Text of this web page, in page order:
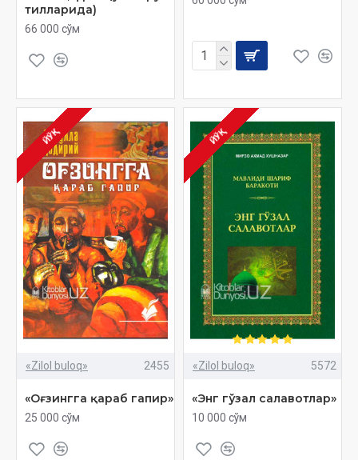
тилларида)
66 000 сўм
ЙЎҚ
«Zilol buloq» 2455
«Оғзингга қараб гапир»
25 000 сўм
ЙЎҚ
«Zilol buloq» 5572
«Энг гўзал салавотлар»
10 000 сўм